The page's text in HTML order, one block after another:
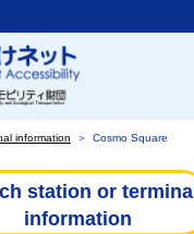
information ＞ Cosmo Square
station or terminal
information